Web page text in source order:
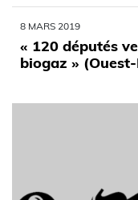
8 MARS 2019
« 120 députés
biogaz »